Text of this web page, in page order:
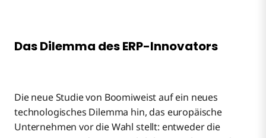
Das Dilemma des ERP-Innovators
Die neue Studie von Boomiweist auf ein neues
technologisches Dilemma hin, das europäische
Unternehmen vor die Wahl stellt: entweder die